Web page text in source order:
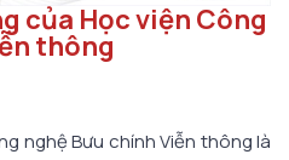
của Học viện Công
thông
nghệ Bưu chính Viễn thông là